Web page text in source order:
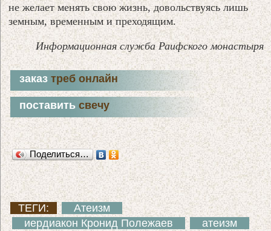
не желает менять свою жизнь, довольствуясь лишь
земным, временным и преходящим.
Информационная служба Раифского монастыря
заказтреб онлайн
поставитьсвечу
Поделиться…
ТЕГИ:
Атеизм
иердиакон Кронид Полежаев
атеизм